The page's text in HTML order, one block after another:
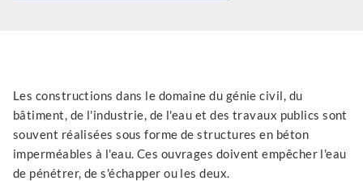
Les constructions dans le domaine du génie civil, du
bâtiment, de l'industrie, de l'eau et des travaux publics sont
souvent réalisées sous forme de structures en béton
imperméables à l'eau. Ces ouvrages doivent empêcher l'eau
de pénétrer, de s'échapper ou les deux.